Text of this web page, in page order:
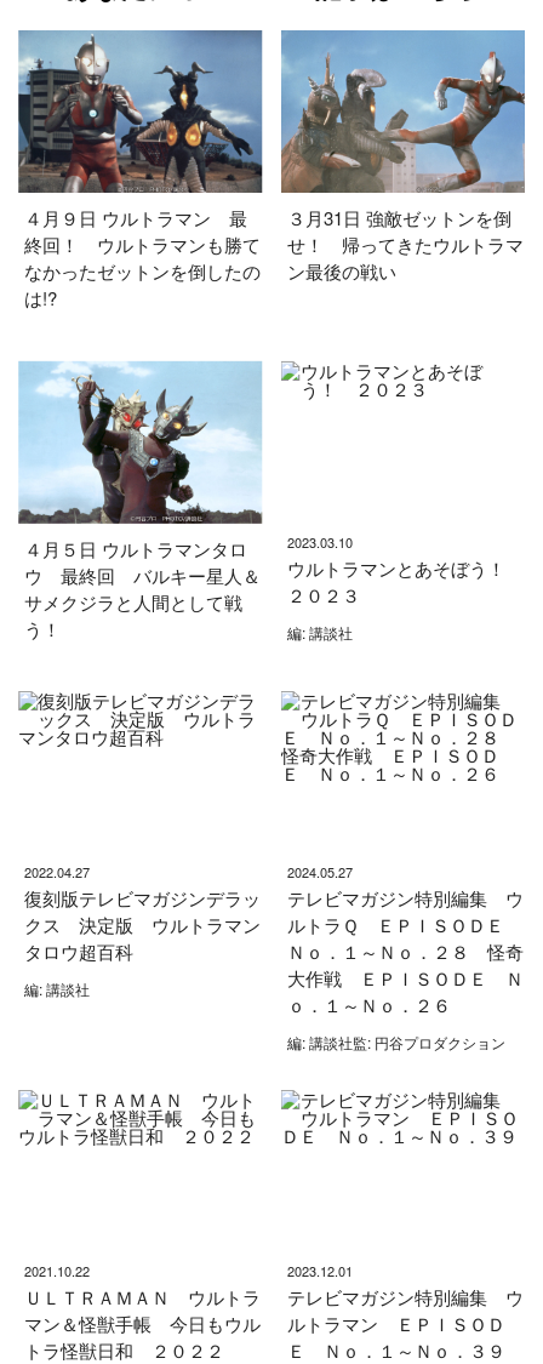
４月９日 ウルトラマン 最
終回！ ウルトラマンも勝て
なかったゼットンを倒したの
は!?
３月31日 強敵ゼットンを倒
せ！ 帰ってきたウルトラマ
ン最後の戦い
４月５日 ウルトラマンタロ
ウ 最終回 バルキー星人＆
サメクジラと人間として戦
う！
2023.03.10
ウルトラマンとあそぼう！
２０２３
編: 講談社
2022.04.27
復刻版テレビマガジンデラッ
クス 決定版 ウルトラマン
タロウ超百科
編: 講談社
2024.05.27
テレビマガジン特別編集 ウ
ルトラＱ ＥＰＩＳＯＤＥ
Ｎｏ．１～Ｎｏ．２８ 怪奇
大作戦 ＥＰＩＳＯＤＥ Ｎ
ｏ．１～Ｎｏ．２６
編: 講談社監: 円谷プロダクション
2021.10.22
ＵＬＴＲＡＭＡＮ ウルトラ
マン＆怪獣手帳 今日もウル
トラ怪獣日和 ２０２２
2023.12.01
テレビマガジン特別編集 ウ
ルトラマン ＥＰＩＳＯＤ
Ｅ Ｎｏ．１～Ｎｏ．３９